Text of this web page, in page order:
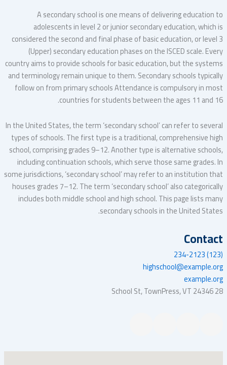
A secondary school is one means of delivering education to
adolescents in level 2 or junior secondary education, which is
considered the second and final phase of basic education, or level 3
(Upper) secondary education phases on the ISCED scale. Every
country aims to provide schools for basic education, but the systems
and terminology remain unique to them. Secondary schools typically
follow on from primary schools Attendance is compulsory in most
countries for students between the ages 11 and 16.
In the United States, the term ‘secondary school’ can refer to several
types of schools. The first type is a traditional, comprehensive high
school, comprising grades 9–12. Another type is alternative schools,
including continuation schools, which serve those same grades. In
some jurisdictions, ‘secondary school’ may refer to an institution that
houses grades 7–12. The term ‘secondary school’ also categorically
includes both middle school and high school. This page lists many
secondary schools in the United States.
Contact
(123) 234-2123
highschool@example.org
example.org
28 School St, TownPress, VT 24346